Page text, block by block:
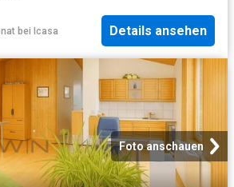
bei Icasa Details ansehen
Foto anschauen